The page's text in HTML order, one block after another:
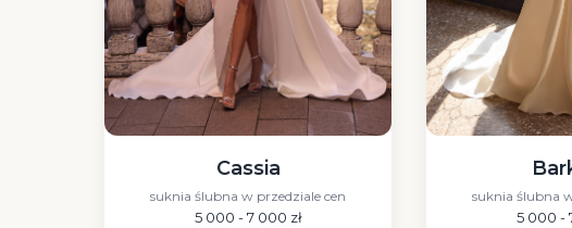
Cassia
suknia ślubna w przedziale cen
5 000 - 7 000 zł
suknia ślubna
5 000 -